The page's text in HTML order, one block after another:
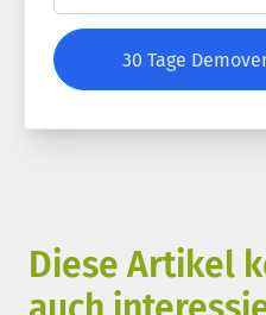
30 Tage
Diese Artikel